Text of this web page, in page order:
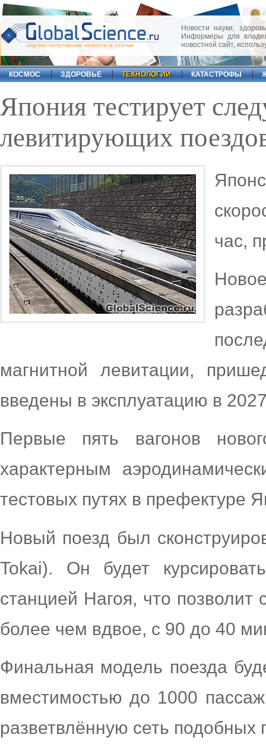
научно-популярные новости и статьи
Новости науки,
Информеры для
новостной сайт,
КОСМОС ЗДОРОВЬЕ ТЕХНОЛОГИИ КАТАСТРОФЫ
Япония тестирует
левитирующих
час,
магнитной левитации,
введены в эксплуатацию в
Первые пять вагонов
характерным
тестовых путях в префектуре
Новый поезд был
Tokai). Он будет
станцией Нагоя, что позволит
более чем вдвое, с 90 до 40
Финальная модель поезда
вместимостью до 1000
разветвлённую сеть подобных